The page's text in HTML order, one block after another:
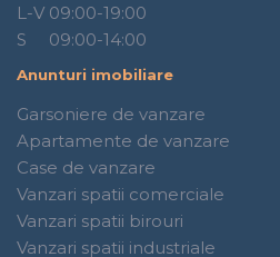
L-V 09:00-19:00
S 09:00-14:00
Anunturi imobiliare
Garsoniere de vanzare
Apartamente de vanzare
Case de vanzare
Vanzari spatii comerciale
Vanzari spatii birouri
Vanzari spatii industriale